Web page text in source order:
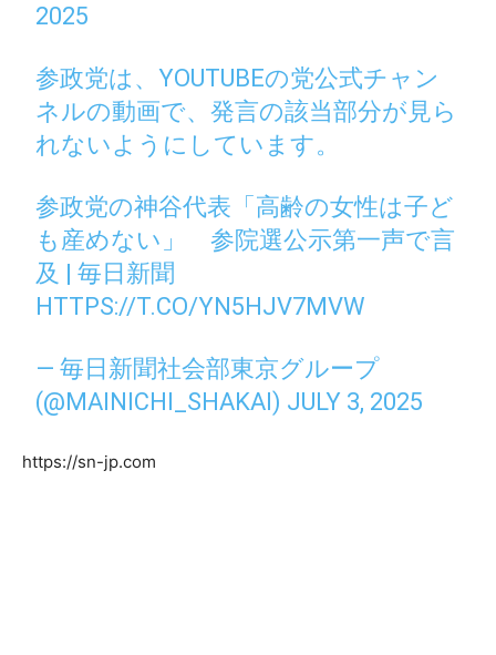
2025
参政党は、YOUTUBEの党公式チャン
ネルの動画で、発言の該当部分が見ら
れないようにしています。
参政党の神谷代表「高齢の女性は子ど
も産めない」 参院選公示第一声で言
及 | 毎日新聞
HTTPS://T.CO/YN5HJV7MVW
— 毎日新聞社会部東京グループ
(@MAINICHI_SHAKAI) JULY 3, 2025
https://sn-jp.com